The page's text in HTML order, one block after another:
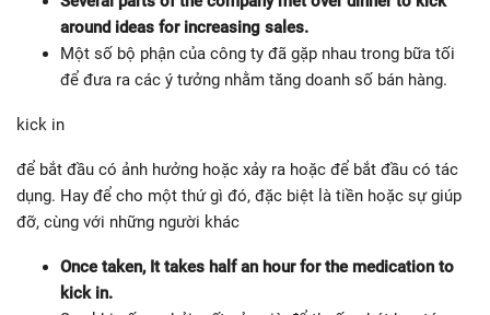
around ideas for increasing sales.
Một số bộ phận của công ty đã gặp nhau trong bữa tối
để đưa ra các ý tưởng nhằm tăng doanh số bán hàng.
kick in
để bắt đầu có ảnh hưởng hoặc xảy ra hoặc để bắt đầu có tác
dụng. Hay để cho một thứ gì đó, đặc biệt là tiền hoặc sự giúp
đỡ, cùng với những người khác
Once taken, It takes half an hour for the medication to
kick in.